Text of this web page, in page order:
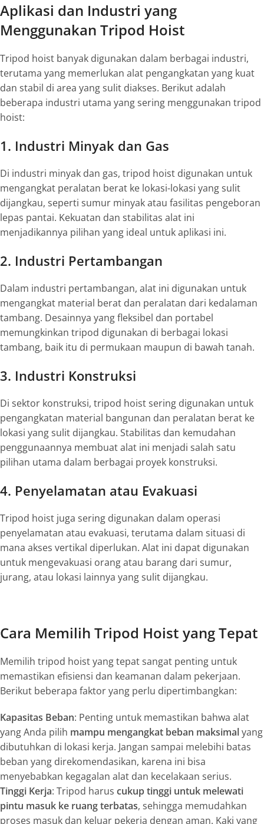
Aplikasi dan Industri yang
Menggunakan Tripod Hoist
Tripod hoist banyak digunakan dalam berbagai industri,
terutama yang memerlukan alat pengangkatan yang kuat
dan stabil di area yang sulit diakses. Berikut adalah
beberapa industri utama yang sering menggunakan tripod
hoist:
1. Industri Minyak dan Gas
Di industri minyak dan gas, tripod hoist digunakan untuk
mengangkat peralatan berat ke lokasi-lokasi yang sulit
dijangkau, seperti sumur minyak atau fasilitas pengeboran
lepas pantai. Kekuatan dan stabilitas alat ini
menjadikannya pilihan yang ideal untuk aplikasi ini.
2. Industri Pertambangan
Dalam industri pertambangan, alat ini digunakan untuk
mengangkat material berat dan peralatan dari kedalaman
tambang. Desainnya yang fleksibel dan portabel
memungkinkan tripod digunakan di berbagai lokasi
tambang, baik itu di permukaan maupun di bawah tanah.
3. Industri Konstruksi
Di sektor konstruksi, tripod hoist sering digunakan untuk
pengangkatan material bangunan dan peralatan berat ke
lokasi yang sulit dijangkau. Stabilitas dan kemudahan
penggunaannya membuat alat ini menjadi salah satu
pilihan utama dalam berbagai proyek konstruksi.
4. Penyelamatan atau Evakuasi
Tripod hoist juga sering digunakan dalam operasi
penyelamatan atau evakuasi, terutama dalam situasi di
mana akses vertikal diperlukan. Alat ini dapat digunakan
untuk mengevakuasi orang atau barang dari sumur,
jurang, atau lokasi lainnya yang sulit dijangkau.
Cara Memilih Tripod Hoist yang Tepat
Memilih tripod hoist yang tepat sangat penting untuk
memastikan efisiensi dan keamanan dalam pekerjaan.
Berikut beberapa faktor yang perlu dipertimbangkan:
Kapasitas Beban: Penting untuk memastikan bahwa alat
yang Anda pilih mampu mengangkat beban maksimalyang
dibutuhkan di lokasi kerja. Jangan sampai melebihi batas
beban yang direkomendasikan, karena ini bisa
menyebabkan kegagalan alat dan kecelakaan serius.
Tinggi Kerja: Tripod harus cukup tinggi untuk melewati
pintu masuk ke ruang terbatas, sehingga memudahkan
proses masuk dan keluar pekerja dengan aman. Kaki yang